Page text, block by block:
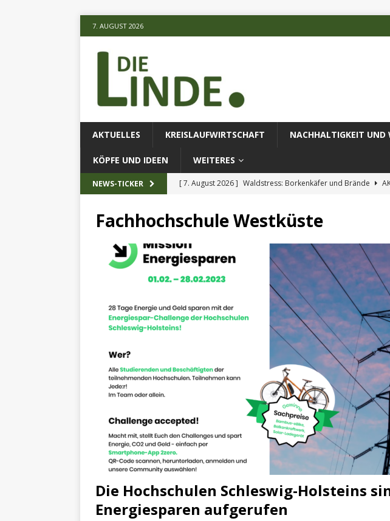
7. AUGUST 2026
AKTUELLES KREISLAUFWIRTSCHAFT NACHHALTIGKEIT UND
KÖPFE UND IDEEN WEITERES
NEWS-TICKER [ 7. August 2026 ] Waldstress: Borkenkäfer und Brände
[ 7. August 2026 ] KI-Methode erfolgreich zur Untersuchung
eingesetz
Fachhochschule Westküste
Die Hochschulen Schleswig-Holsteins
Energiesparen aufgerufen